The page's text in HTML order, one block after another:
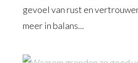
gevoel van rust en
meer in balans...